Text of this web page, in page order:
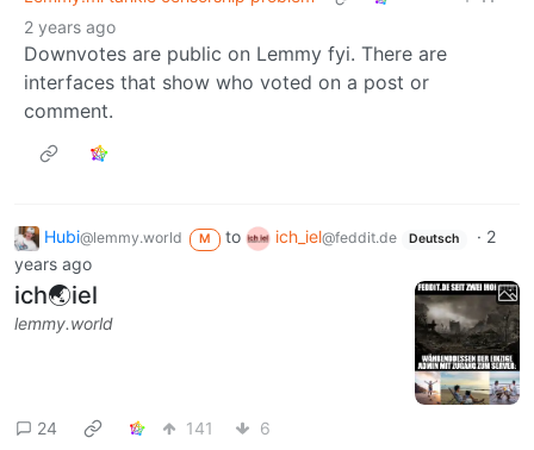
2 years ago
Downvotes are public on Lemmy fyi. There are
interfaces that show who voted on a post or
comment.
Hubi@lemmy.world M to ich_iel@feddit.de Deutsch · 2
years ago
ich🌏iel
lemmy.world
24 141 6